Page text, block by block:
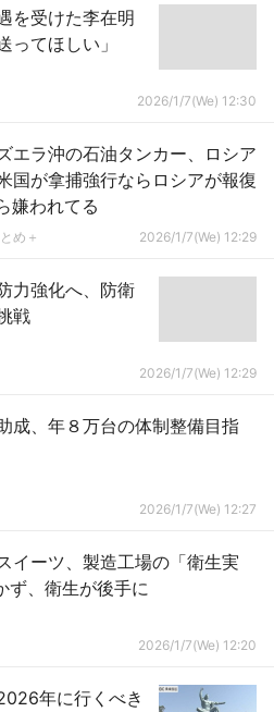
受けた李在明
ってほしい」
2026/1/7(We) 12:30
エラ沖の石油タンカー、ロシア
国が拿捕強行ならロシアが報復
嫌われてる
め＋ 2026/1/7(We) 12:29
力強化へ、防衛
戦
2026/1/7(We) 12:29
成、年８万台の体制整備目指
2026/1/7(We) 12:27
イーツ、製造工場の「衛生実
ず、衛生が後手に
2026/1/7(We) 12:20
年に行くべき